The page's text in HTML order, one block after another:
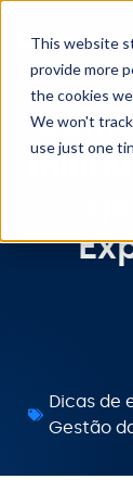
This website
provide more
the cookies
We won't
use just one
Dicas de
Gestão